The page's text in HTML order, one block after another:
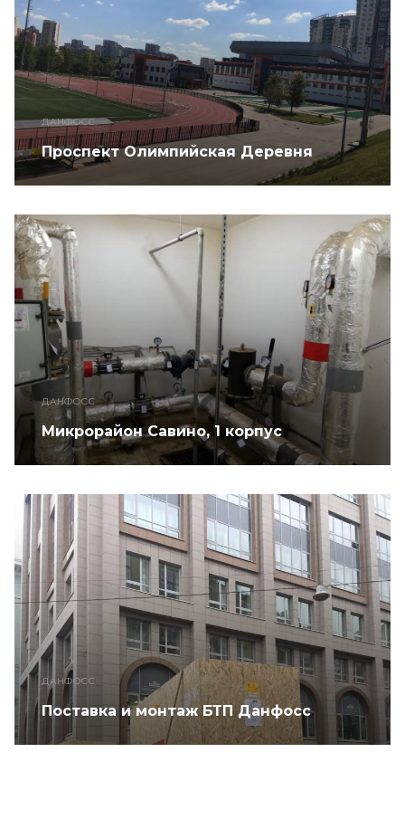
ДАНФОСС
Проспект Олимпийская Деревня
ДАНФОСС
Микрорайон Савино, 1 корпус
ДАНФОСС
Поставка и монтаж БТП Данфосс